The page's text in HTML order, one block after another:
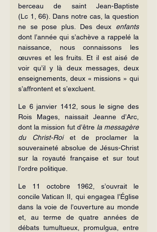
berceau de saint Jean-Baptiste
(Lc 1, 66). Dans notre cas, la question
ne se pose plus. Des deux enfants
dont l’année qui s’achève a rappelé la
naissance, nous connaissons les
œuvres et les fruits. Et il est aisé de
voir qu’il y là deux messages, deux
enseignements, deux « missions » qui
s’affrontent et s’excluent.
Le 6 janvier 1412, sous le signe des
Rois Mages, naissait Jeanne d’Arc,
dont la mission fut d’être la messagère
du Christ-Roi et de proclamer la
souveraineté absolue de Jésus-Christ
sur la royauté française et sur tout
l’ordre politique.
Le 11 octobre 1962, s’ouvrait le
concile Vatican II, qui engagea l’Église
dans la voie de l’ouverture au monde
et, au terme de quatre années de
débats tumultueux, promulgua, entre